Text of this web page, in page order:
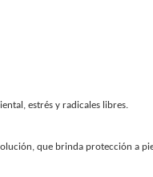
estrés y radicales libres.
que brinda protección a